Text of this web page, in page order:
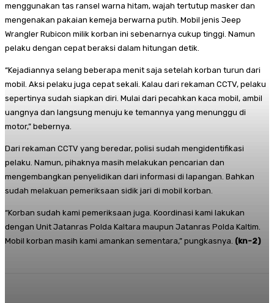
menggunakan tas ransel warna hitam, wajah tertutup masker dan
mengenakan pakaian kemeja berwarna putih. Mobil jenis Jeep
Wrangler Rubicon milik korban ini sebenarnya cukup tinggi. Namun
pelaku dengan cepat beraksi dalam hitungan detik.
“Kejadiannya selang beberapa menit saja setelah korban turun dari
mobil. Aksi pelaku juga cepat sekali. Kalau dari rekaman CCTV, pelaku
sepertinya sudah siapkan diri. Mulai dari pecahkan kaca mobil, ambil
uangnya dan langsung menuju ke temannya yang menunggu di
motor,” bebernya.
Dari rekaman CCTV yang beredar, polisi sudah mengidentifikasi
pelaku. Namun, pihaknya masih melakukan pencarian dan
mengembangkan penyelidikan dari informasi di lapangan. Bahkan
sudah melakuan pemeriksaan sidik jari di mobil korban.
“Korban sudah kami pemeriksaan juga. Koordinasi kami lakukan
dengan Unit Jatanras Polda Kaltara maupun Jatanras Polda Kaltim.
Mobil korban masih kami amankan sementara,” pungkasnya. (kn-2)